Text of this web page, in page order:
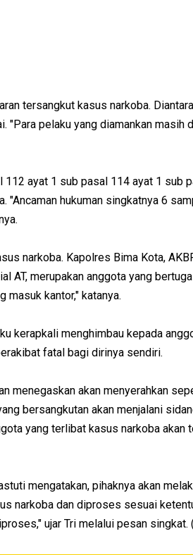
tersangkut kasus narkoba.
"Para pelaku yang diamankan masih
112 ayat 1 sub pasal 114 ayat 1 sub
"Ancaman hukuman singkatnya 6
narkoba. Kapolres Bima Kota,
AT, merupakan anggota yang
masuk kantor," katanya.
kerapkali menghimbau kepada
fatal bagi dirinya sendiri.
menegaskan akan menyerahkan
bersangkutan akan menjalani
yang terlibat kasus narkoba akan
mengatakan, pihaknya akan
narkoba dan diproses sesuai
ujar Tri melalui pesan singkat.